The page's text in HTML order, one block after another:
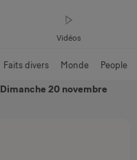
Faits divers Monde People
Vidéos
Dimanche 20 novembre